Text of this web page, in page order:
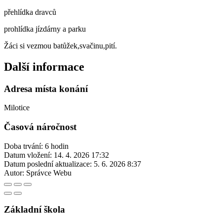
přehlídka dravců
prohlídka jízdárny a parku
Žáci si vezmou batůžek,svačinu,pití.
Další informace
Adresa místa konání
Milotice
Časová náročnost
Doba trvání: 6 hodin
Datum vložení: 14. 4. 2026 17:32
Datum poslední aktualizace: 5. 6. 2026 8:37
Autor: Správce Webu
Základní škola